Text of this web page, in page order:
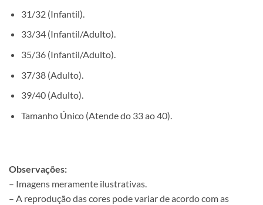
31/32 (Infantil).
33/34 (Infantil/Adulto).
35/36 (Infantil/Adulto).
37/38 (Adulto).
39/40 (Adulto).
Tamanho Único (Atende do 33 ao 40).
Observações:
– Imagens meramente ilustrativas.
– A reprodução das cores pode variar de acordo com as